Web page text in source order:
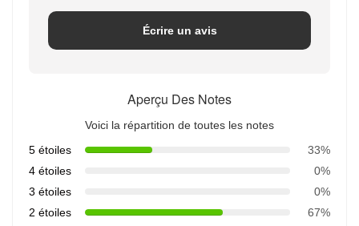
Écrire un avis
Aperçu Des Notes
Voici la répartition de toutes les notes
5 étoiles
33%
4 étoiles
0%
3 étoiles
0%
2 étoiles
67%